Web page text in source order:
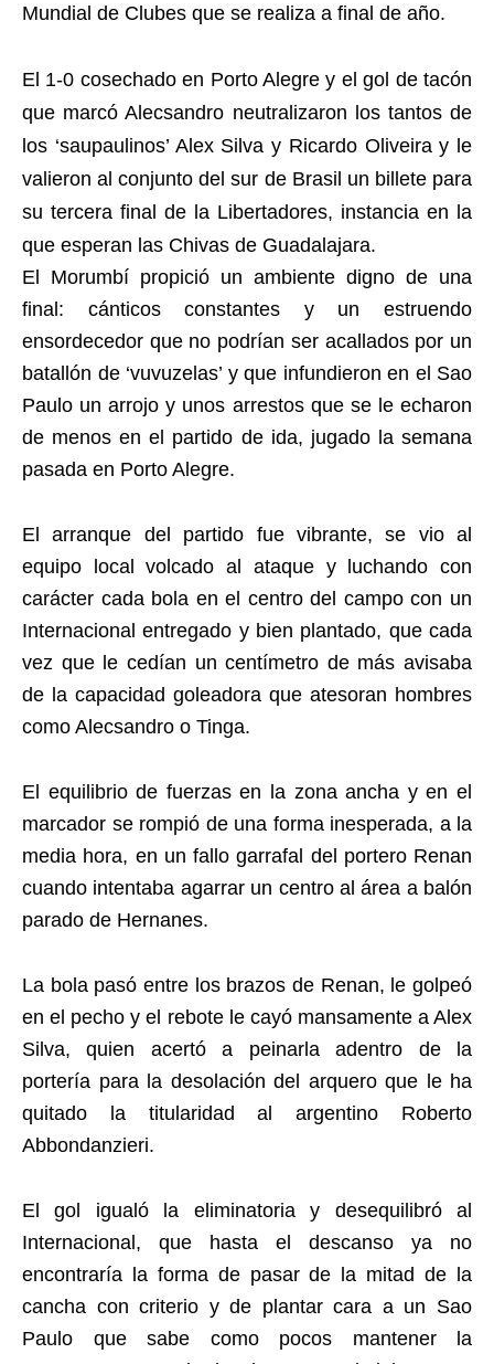
Mundial de Clubes que se realiza a final de año.
El 1-0 cosechado en Porto Alegre y el gol de tacón
que marcó Alecsandro neutralizaron los tantos de
los ‘saupaulinos’ Alex Silva y Ricardo Oliveira y le
valieron al conjunto del sur de Brasil un billete para
su tercera final de la Libertadores, instancia en la
que esperan las Chivas de Guadalajara.
El Morumbí propició un ambiente digno de una
final: cánticos constantes y un estruendo
ensordecedor que no podrían ser acallados por un
batallón de ‘vuvuzelas’ y que infundieron en el Sao
Paulo un arrojo y unos arrestos que se le echaron
de menos en el partido de ida, jugado la semana
pasada en Porto Alegre.
El arranque del partido fue vibrante, se vio al
equipo local volcado al ataque y luchando con
carácter cada bola en el centro del campo con un
Internacional entregado y bien plantado, que cada
vez que le cedían un centímetro de más avisaba
de la capacidad goleadora que atesoran hombres
como Alecsandro o Tinga.
El equilibrio de fuerzas en la zona ancha y en el
marcador se rompió de una forma inesperada, a la
media hora, en un fallo garrafal del portero Renan
cuando intentaba agarrar un centro al área a balón
parado de Hernanes.
La bola pasó entre los brazos de Renan, le golpeó
en el pecho y el rebote le cayó mansamente a Alex
Silva, quien acertó a peinarla adentro de la
portería para la desolación del arquero que le ha
quitado la titularidad al argentino Roberto
Abbondanzieri.
El gol igualó la eliminatoria y desequilibró al
Internacional, que hasta el descanso ya no
encontraría la forma de pasar de la mitad de la
cancha con criterio y de plantar cara a un Sao
Paulo que sabe como pocos mantener la